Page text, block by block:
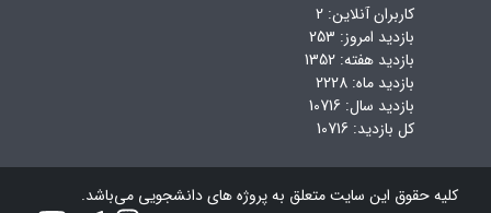
کاربران آنلاین: 2
بازدید امروز: 253
بازدید هفته: 1352
بازدید ماه: 2228
بازدید سال: 10716
کل بازدید: 10716
کلیه حقوق این سایت متعلق به پروژه های دانشجویی می‌باشد.